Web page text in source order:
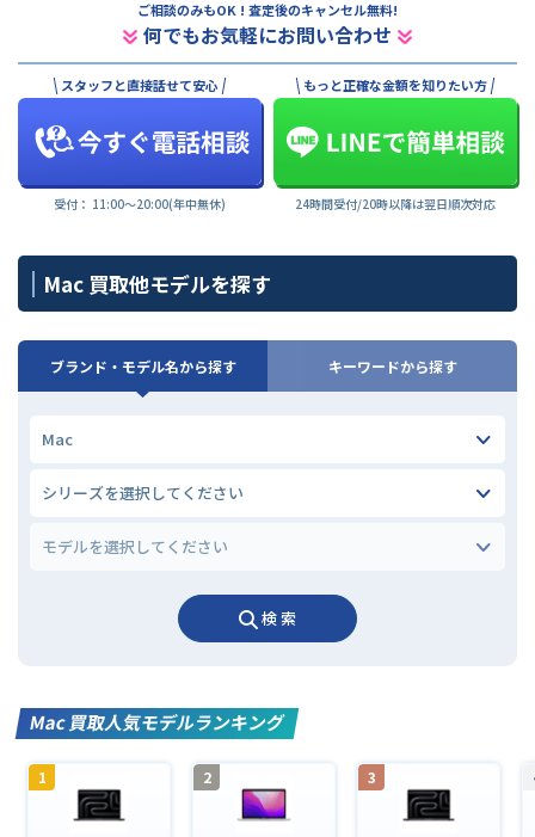
ご相談のみもOK ! 査定後のキャンセル無料!
何でもお気軽にお問い合わせ
スタッフと直接話せて安心
受付： 11:00〜20:00(年中無休)
もっと正確な金額を知りたい方
24時間受付/20時以降は翌日順次対応
Mac 買取他モデルを探す
ブランド・モデル名から探す キーワードから探す
検 索
Mac 買取人気モデルランキング
1 2 3